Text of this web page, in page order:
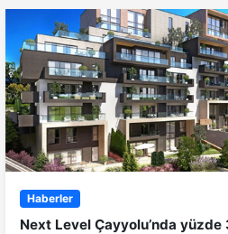
Haberler
Next Level Çayyolu’nda yüzde